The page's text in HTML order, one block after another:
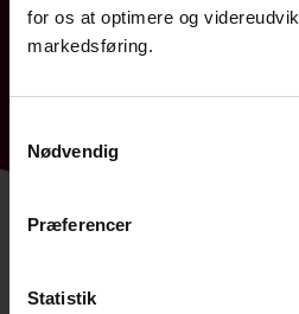
for os at optimere og
markedsføring.
Nødvendig
Præferencer
Statistik
BornholmHovedstaden